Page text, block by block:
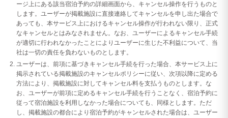
ージ上にある該当宿泊予約の詳細画面から、キャンセル操作を行うものと
します。ユーザーが掲載施設に直接連絡してキャンセルを申し出た場合で
あっても、本サービス上におけるキャンセル操作が行われない限り、正式
なキャンセルとはみなされません。なお、ユーザーによるキャンセル手続
が適切に行われなかったことによりユーザーに生じた不利益について、当
社は一切の責任を負わないものとします。
ユーザーは、前項に基づきキャンセル手続を行った場合、本サービス上に
掲示されている掲載施設のキャンセルポリシーに従い、次項以降に定める
方法により、掲載施設に対してキャンセル料を支払うものとします。な
お、ユーザーが前項に定めるキャンセル手続を行うことなく、宿泊予約に
従って宿泊施設を利用しなかった場合についても、同様とします。ただ
し、掲載施設の都合により宿泊予約がキャンセルされた場合は、ユーザー